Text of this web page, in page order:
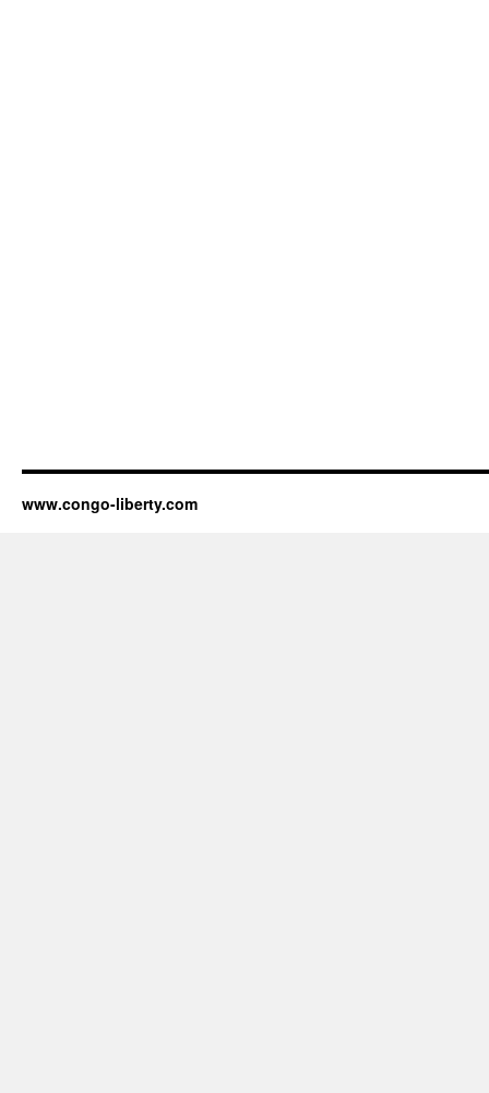
www.congo-liberty.com